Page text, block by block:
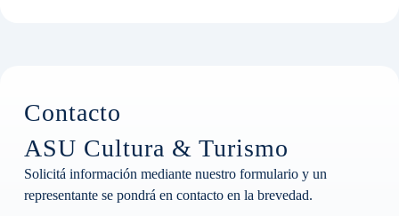
Contacto
ASU Cultura & Turismo
Solicitá información mediante nuestro formulario y un
representante se pondrá en contacto en la brevedad.